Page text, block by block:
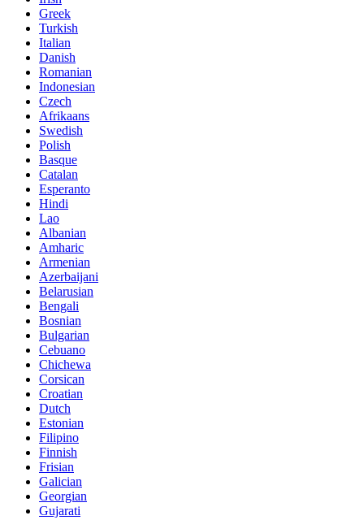
Greek
Turkish
Italian
Danish
Romanian
Indonesian
Czech
Afrikaans
Swedish
Polish
Basque
Catalan
Esperanto
Hindi
Lao
Albanian
Amharic
Armenian
Azerbaijani
Belarusian
Bengali
Bosnian
Bulgarian
Cebuano
Chichewa
Corsican
Croatian
Dutch
Estonian
Filipino
Finnish
Frisian
Galician
Georgian
Gujarati